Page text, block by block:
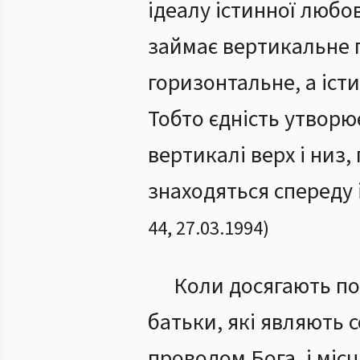
ідеалу істинної
займає
горизонтальне, а
Тобто єдність
вертикалі верх і
знаходяться
44, 27.03.1994)
Коли досягають
батьки, які